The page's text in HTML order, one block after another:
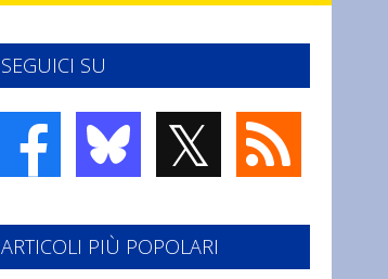
SEGUICI SU
𝕏
ARTICOLI PIÙ POPOLARI